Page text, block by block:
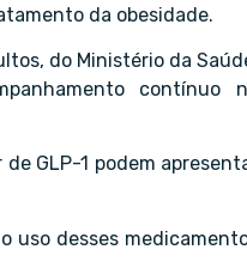
da obesidade.
do Ministério da
contínuo
GLP-1 podem
uso desses